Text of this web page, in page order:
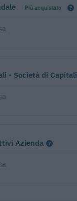
Più acquistato
- Società di Capitali
Azienda